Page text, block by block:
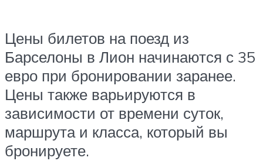
Цены билетов на поезд из
Барселоны в Лион начинаются с 35
евро при бронировании заранее.
Цены также варьируются в
зависимости от времени суток,
маршрута и класса, который вы
бронируете.